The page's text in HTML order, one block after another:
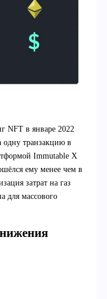
NFT в январе 2022
одну транзакцию в
Immutable X
ему менее чем в
затрат на газ
для массового